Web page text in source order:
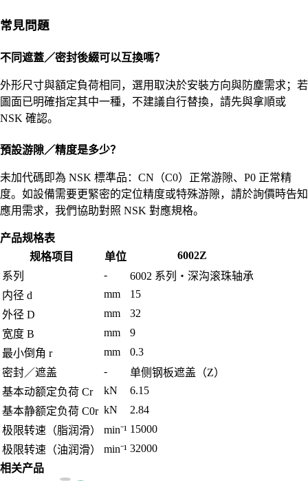
常見問題
不同遮蓋／密封後綴可以互換嗎？
外形尺寸與額定負荷相同，選用取決於安裝方向與防塵需求；若
圖面已明確指定其中一種，不建議自行替換，請先與拿順或
NSK 確認。
預設游隙／精度是多少？
未加代碼即為 NSK 標準品：CN（C0）正常游隙、P0 正常精
度。如設備需要更緊密的定位精度或特殊游隙，請於詢價時告知
應用需求，我們協助對照 NSK 對應規格。
产品规格表
规格项目
单位
6002Z
系列
-
6002 系列・深沟滚珠轴承
内径 d
mm
15
外径 D
mm
32
宽度 B
mm
9
最小倒角 r
mm
0.3
密封／遮盖
-
单侧钢板遮盖（Z）
基本动额定负荷 Cr
kN
6.15
基本静额定负荷 C0r kN
2.84
极限转速（脂润滑）
min⁻¹ 15000
极限转速（油润滑）
min⁻¹ 32000
相关产品